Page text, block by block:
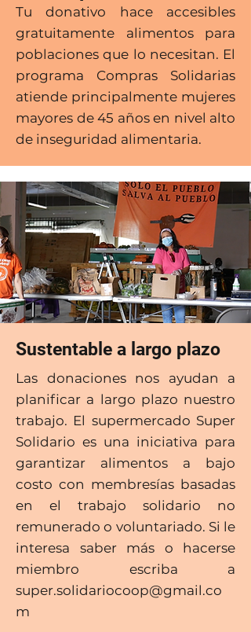
Tu donativo hace accesibles
gratuitamente alimentos para
poblaciones que lo necesitan. El
programa Compras Solidarias
atiende principalmente mujeres
mayores de 45 años en nivel alto
de inseguridad alimentaria.
Sustentable a largo plazo
Las donaciones nos ayudan a
planificar a largo plazo nuestro
trabajo. El supermercado Super
Solidario es una iniciativa para
garantizar alimentos a bajo
costo con membresías basadas
en el trabajo solidario no
remunerado o voluntariado. Si le
interesa saber más o hacerse
miembro escriba a
super.solidariocoop@gmail.co
m